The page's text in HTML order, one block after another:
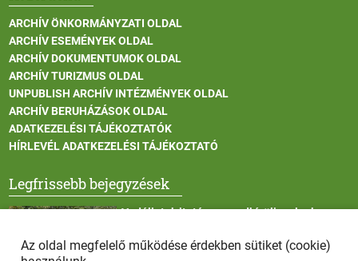
ARCHÍV ÖNKORMÁNYZATI OLDAL
ARCHÍV ESEMÉNYEK OLDAL
ARCHÍV DOKUMENTUMOK OLDAL
ARCHÍV TURIZMUS OLDAL
UNPUBLISH ARCHÍV INTÉZMÉNYEK OLDAL
ARCHÍV BERUHÁZÁSOK OLDAL
ADATKEZELÉSI TÁJÉKOZTATÓK
HÍRLEVÉL ADATKEZELÉSI TÁJÉKOZTATÓ
Legfrissebb bejegyzések
Vadállatok itatása a rendkívüli melegben
Az oldal megfelelő működése érdekben sütiket (cookie)